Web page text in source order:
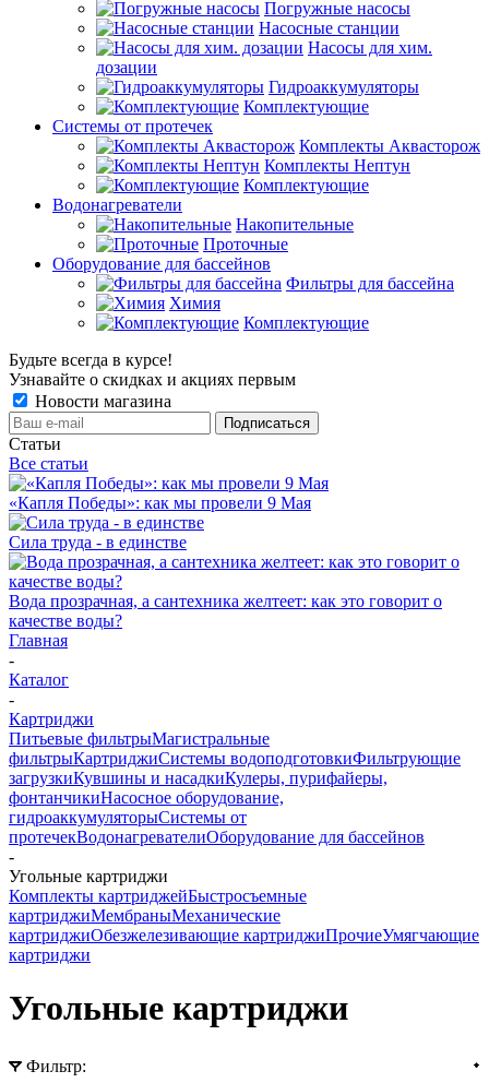
Погружные насосы
Насосные станции
Насосы для хим.
дозации
Гидроаккумуляторы
Комплектующие
Системы от протечек
Комплекты Аквасторож
Комплекты Нептун
Комплектующие
Водонагреватели
Накопительные
Проточные
Оборудование для бассейнов
Фильтры для бассейна
Химия
Комплектующие
Будьте всегда в курсе!
Узнавайте о скидках и акциях первым
Новости магазина
Статьи
Все статьи
«Капля Победы»: как мы провели 9 Мая
Сила труда - в единстве
Вода прозрачная, а сантехника желтеет: как это говорит о
качестве воды?
Главная
-
Каталог
-
Картриджи
Питьевые фильтрыМагистральные
фильтрыКартриджиСистемы водоподготовкиФильтрующие
загрузкиКувшины и насадкиКулеры, пурифайеры,
фонтанчикиНасосное оборудование,
гидроаккумуляторыСистемы от
протечекВодонагревателиОборудование для бассейнов
-
Угольные картриджи
Комплекты картриджейБыстросъемные
картриджиМембраныМеханические
картриджиОбезжелезивающие картриджиПрочиеУмягчающие
картриджи
Угольные картриджи
Фильтр: